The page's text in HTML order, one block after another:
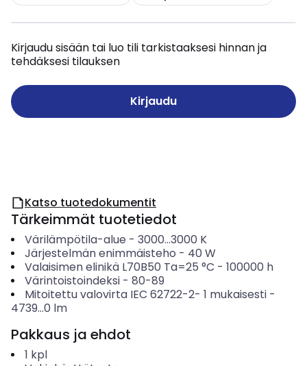
Kirjaudu sisään tai luo tili tarkistaaksesi hinnan ja
tehdäksesi tilauksen
Kirjaudu
Katso tuotedokumentit
Tärkeimmät tuotetiedot
Värilämpötila-alue - 3000...3000 K
Järjestelmän enimmäisteho - 40 W
Valaisimen elinikä L70B50 Ta=25 °C - 100000 h
Värintoistoindeksi- 80-89
Mitoitettu valovirta IEC 62722-2- 1 mukaisesti-
4739...0 lm
Pakkaus ja ehdot
1 kpl